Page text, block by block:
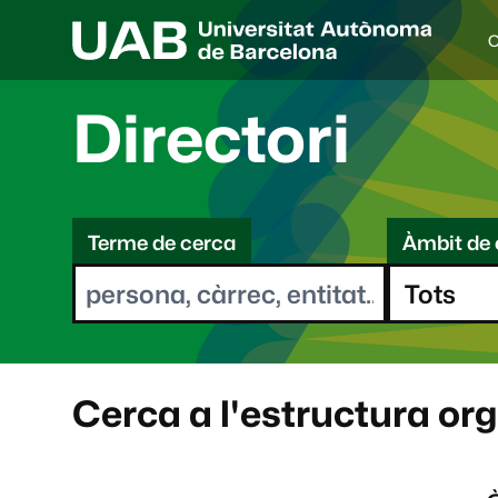
I
d
i
a
e
l
e
o
t
Directori
C
eTerme de cerca Àmbit de
Cerca a l'estructura